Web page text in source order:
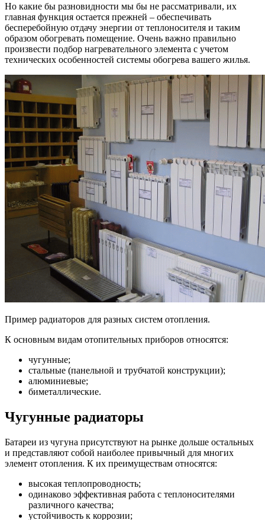
Но какие бы разновидности мы бы не рассматривали, их
главная функция остается прежней – обеспечивать
бесперебойную отдачу энергии от теплоносителя и таким
образом обогревать помещение. Очень важно правильно
произвести подбор нагревательного элемента с учетом
технических особенностей системы обогрева вашего жилья.
Пример радиаторов для разных систем отопления.
К основным видам отопительных приборов относятся:
чугунные;
стальные (панельной и трубчатой конструкции);
алюминиевые;
биметаллические.
Чугунные радиаторы
Батареи из чугуна присутствуют на рынке дольше остальных
и представляют собой наиболее привычный для многих
элемент отопления. К их преимуществам относятся:
высокая теплопроводность;
одинаково эффективная работа с теплоносителями
различного качества;
устойчивость к коррозии;